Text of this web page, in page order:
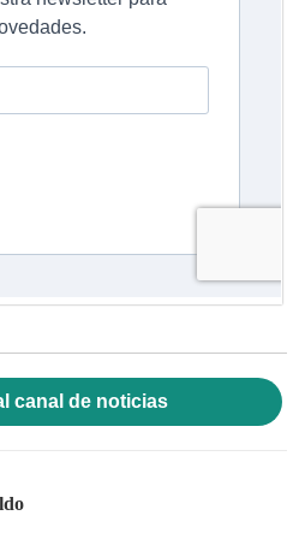
canal de noticias